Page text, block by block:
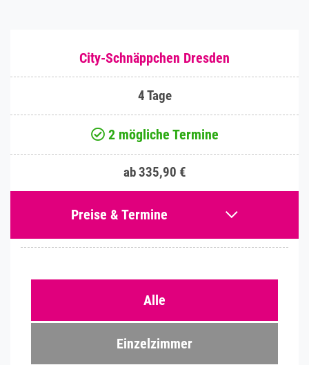
City-Schnäppchen Dresden
4 Tage
2 mögliche Termine
ab 335,90 €
Preise & Termine
Alle
Einzelzimmer